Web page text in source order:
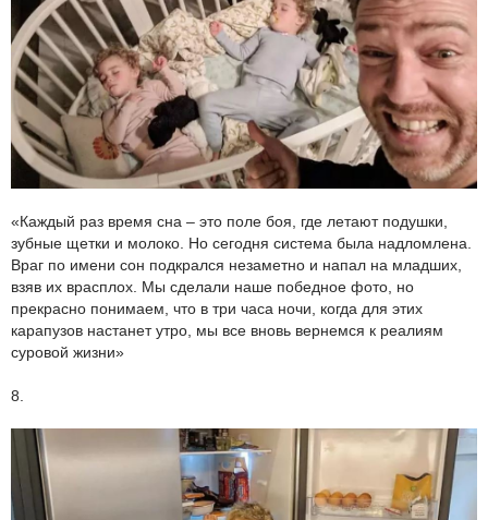
«Каждый раз время сна – это поле боя, где летают подушки,
зубные щетки и молоко. Но сегодня система была надломлена.
Враг по имени сон подкрался незаметно и напал на младших,
взяв их врасплох. Мы сделали наше победное фото, но
прекрасно понимаем, что в три часа ночи, когда для этих
карапузов настанет утро, мы все вновь вернемся к реалиям
суровой жизни»
8.